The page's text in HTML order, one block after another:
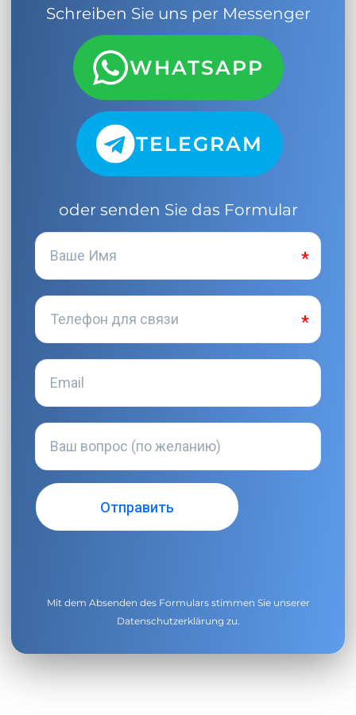
Schreiben Sie uns per Messenger
WHATSAPP
TELEGRAM
oder senden Sie das Formular
Mit dem Absenden des Formulars stimmen Sie unserer
Datenschutzerklärung zu.